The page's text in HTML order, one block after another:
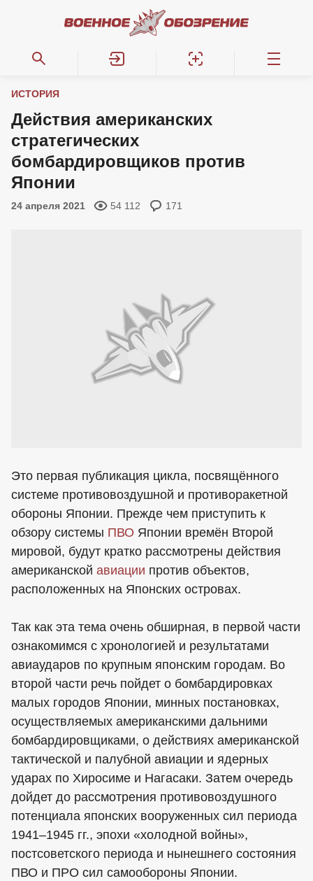
ИСТОРИЯ
Действия американских
стратегических
бомбардировщиков против
Японии
24 апреля 2021 54 112 171
Это первая публикация цикла, посвящённого
системе противовоздушной и противоракетной
обороны Японии. Прежде чем приступить к
обзору системы ПВО Японии времён Второй
мировой, будут кратко рассмотрены действия
американской авиации против объектов,
расположенных на Японских островах.
Так как эта тема очень обширная, в первой части
ознакомимся с хронологией и результатами
авиаударов по крупным японским городам. Во
второй части речь пойдет о бомбардировках
малых городов Японии, минных постановках,
осуществляемых американскими дальними
бомбардировщиками, о действиях американской
тактической и палубной авиации и ядерных
ударах по Хиросиме и Нагасаки. Затем очередь
дойдет до рассмотрения противовоздушного
потенциала японских вооруженных сил периода
1941–1945 гг., эпохи «холодной войны»,
постсоветского периода и нынешнего состояния
ПВО и ПРО сил самообороны Японии.